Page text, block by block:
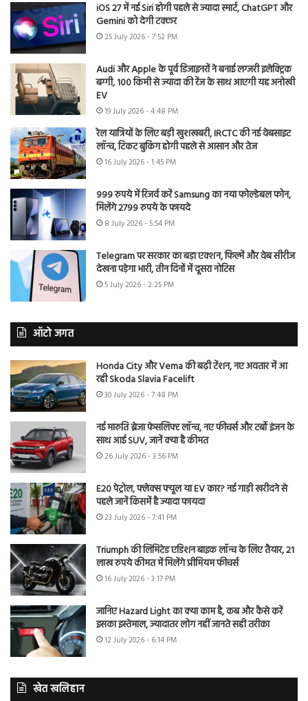
iOS 27 में नई Siri होगी पहले से ज्यादा स्मार्ट, ChatGPT और
Gemini को देगी टक्कर
25 July 2026 - 7:52 PM
Audi और Apple के पूर्व डिजाइनरों ने बनाई लग्जरी इलेक्ट्रिक
बग्गी, 100 किमी से ज्यादा की रेंज के साथ आएगी यह अनोखी
EV
19 July 2026 - 4:48 PM
रेल यात्रियों के लिए बड़ी खुशखबरी, IRCTC की नई वेबसाइट
लॉन्च, टिकट बुकिंग होगी पहले से आसान और तेज
16 July 2026 - 1:45 PM
999 रुपये में रिजर्व करें Samsung का नया फोल्डेबल फोन,
मिलेंगे 2799 रुपये के फायदे
8 July 2026 - 5:54 PM
Telegram पर सरकार का बड़ा एक्शन, फिल्में और वेब सीरीज
देखना पड़ेगा भारी, तीन दिनों में दूसरा नोटिस
5 July 2026 - 2:25 PM
ऑटो जगत
Honda City और Verna की बढ़ी टेंशन, नए अवतार में आ
रही Skoda Slavia Facelift
30 July 2026 - 7:48 PM
नई मारुति ब्रेजा फेसलिफ्ट लॉन्च, नए फीचर्स और टर्बो इंजन के
साथ आई SUV, जानें क्या है कीमत
26 July 2026 - 3:56 PM
E20 पेट्रोल, फ्लेक्स फ्यूल या EV कार? नई गाड़ी खरीदने से
पहले जानें किसमें है ज्यादा फायदा
23 July 2026 - 7:41 PM
Triumph की लिमिटेड एडिशन बाइक लॉन्च के लिए तैयार, 21
लाख रुपये कीमत में मिलेंगे प्रीमियम फीचर्स
16 July 2026 - 3:17 PM
जानिए Hazard Light का क्या काम है, कब और कैसे करें
इसका इस्तेमाल, ज्यादातर लोग नहीं जानते सही तरीका
12 July 2026 - 6:14 PM
खेत खलिहान